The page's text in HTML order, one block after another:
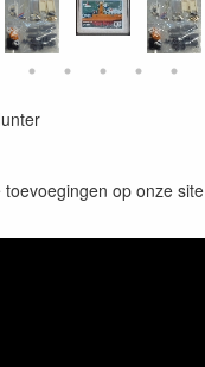
op onze site